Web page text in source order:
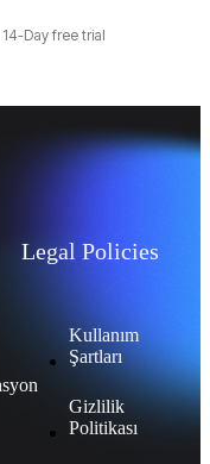
14-Day free trial
Legal Policies
Kullanım
Şartları
Gizlilik
Politikası